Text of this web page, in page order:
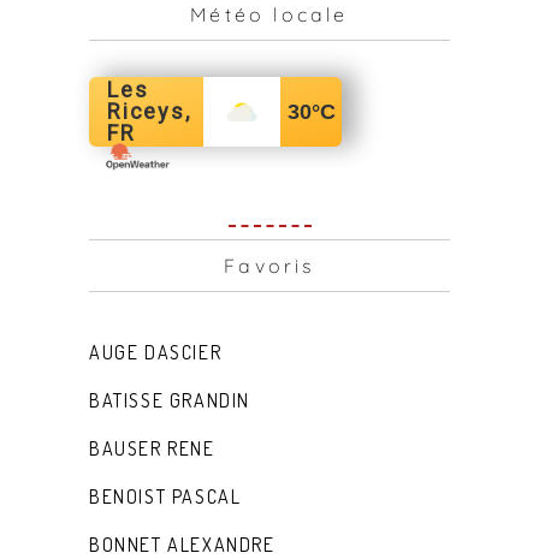
Météo locale
Les
Riceys,
FR
30°C
Favoris
AUGE DASCIER
BATISSE GRANDIN
BAUSER RENE
BENOIST PASCAL
BONNET ALEXANDRE